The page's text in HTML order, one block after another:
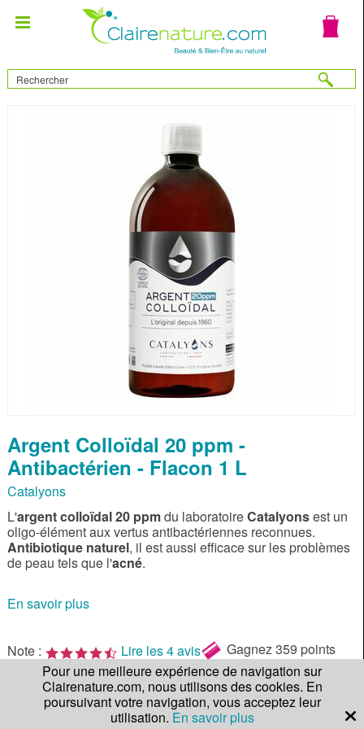
Argent Colloïdal 20 ppm -
Antibactérien - Flacon 1 L
Catalyons
L'argent colloïdal 20 ppmdu laboratoireCatalyonsest un
oligo-élément aux vertus antibactériennes reconnues.
Antibiotique naturel, il est aussi efficace sur les problèmes
de peau tels que l'acné.
En savoir plus
Note : Lire les 4 avis Gagnez359 points
de fidélité !
35,90 €
Qté.
Pour une meilleure expérience de navigation sur
Clairenature.com, nous utilisons des cookies. En
poursuivant votre navigation, vous acceptez leur
utilisation. En savoir plus